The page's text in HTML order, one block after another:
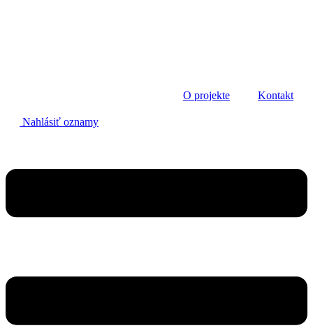
O projekte Kontakt
Nahlásiť oznamy